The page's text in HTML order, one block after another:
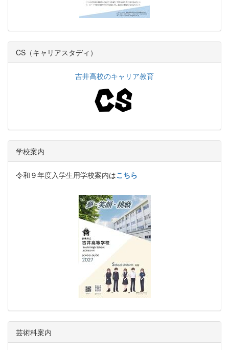
CS（キャリアスタディ）
吉井高校のキャリア教育
学校案内
令和９年度入学生用学校案内はこちら
芸術科案内